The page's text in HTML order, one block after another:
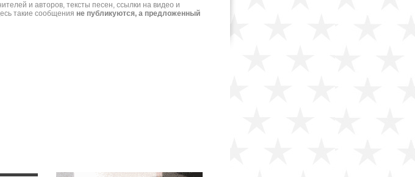
и авторов, тексты песен, ссылки на видео и
такие сообщения не публикуются, а предложенный